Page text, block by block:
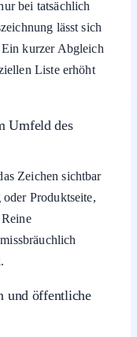
bei tatsächlich
lässt sich
kurzer Abgleich
Liste erhöht
Umfeld des
Zeichen sichtbar
Produktseite,
und öffentliche